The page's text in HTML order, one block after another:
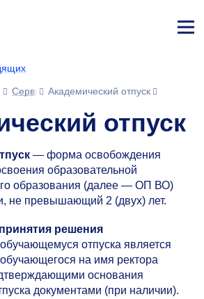
ине
офис
Сервисы для обучающихся
Академический отпуск
отпуск
— форма освобождения
образовательной
образования (далее — ОП ВО)
не превышающий 2 (двух) лет.
решения
отпуска является
на имя ректора
основания
документами (при наличии).